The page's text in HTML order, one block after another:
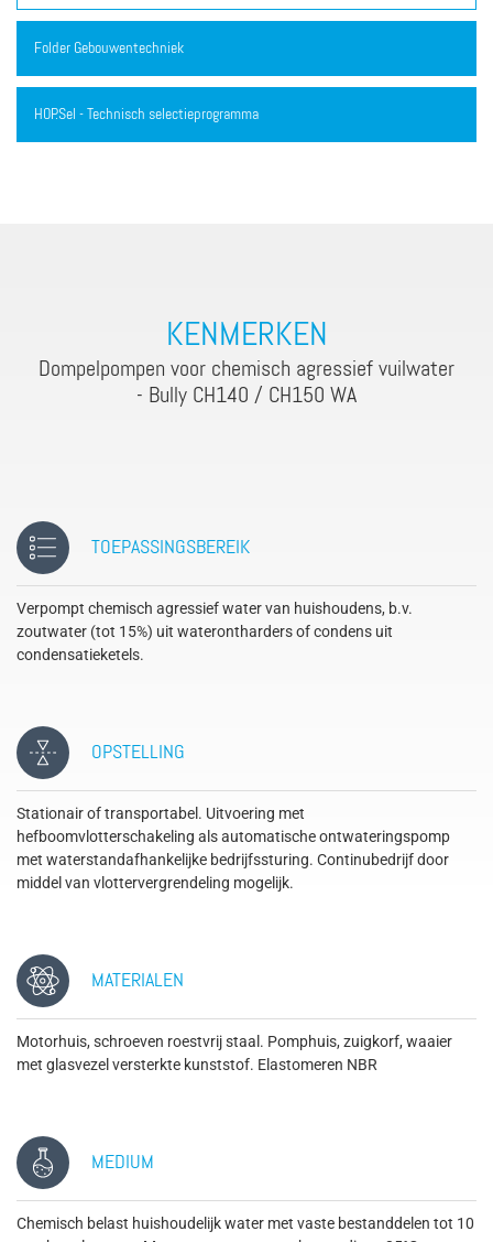
Folder Gebouwentechniek
HOP.Sel - Technisch selectieprogramma
KENMERKEN
Dompelpompen voor chemisch agressief vuilwater
- Bully CH140 / CH150 WA
TOEPASSINGSBEREIK
Verpompt chemisch agressief water van huishoudens, b.v.
zoutwater (tot 15%) uit waterontharders of condens uit
condensatieketels.
OPSTELLING
Stationair of transportabel. Uitvoering met
hefboomvlotterschakeling als automatische ontwateringspomp
met waterstandafhankelijke bedrijfssturing. Continubedrijf door
middel van vlottervergrendeling mogelijk.
MATERIALEN
Motorhuis, schroeven roestvrij staal. Pomphuis, zuigkorf, waaier
met glasvezel versterkte kunststof. Elastomeren NBR
MEDIUM
Chemisch belast huishoudelijk water met vaste bestanddelen tot 10